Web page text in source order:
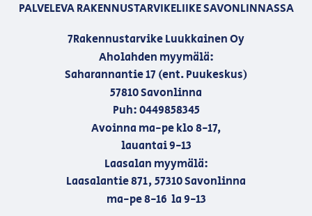
PALVELEVA RAKENNUSTARVIKELIIKE SAVONLINNASSA
7Rakennustarvike Luukkainen Oy
Aholahden myymälä:
Saharannantie 17 (ent. Puukeskus)
57810 Savonlinna
Puh: 0449858345
Avoinna ma-pe klo 8-17,
lauantai 9-13
Laasalan myymälä:
Laasalantie 871, 57310 Savonlinna
ma-pe 8-16 la 9-13